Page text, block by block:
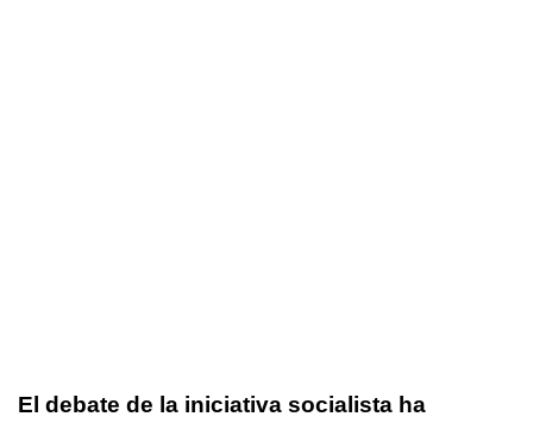
El debate de la iniciativa socialista ha